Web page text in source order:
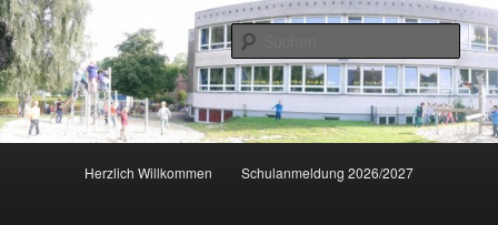
Zum
primären
Inhalt
springen
Herzlich Willkommen Schulanmeldung 2026/2027